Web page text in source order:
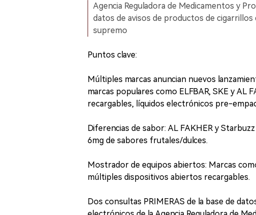
Agencia Reguladora de Medicamentos y
datos de avisos de productos de cigarrillos
supremo
Puntos clave:
Múltiples marcas anuncian nuevos
marcas populares como ELFBAR, SKE y AL
recargables, líquidos electrónicos pre-
Diferencias de sabor: AL FAKHER y
6mg de sabores frutales/dulces.
Mostrador de equipos abiertos: Marcas
múltiples dispositivos abiertos recargables.
Dos consultas PRIMERAS de la base de